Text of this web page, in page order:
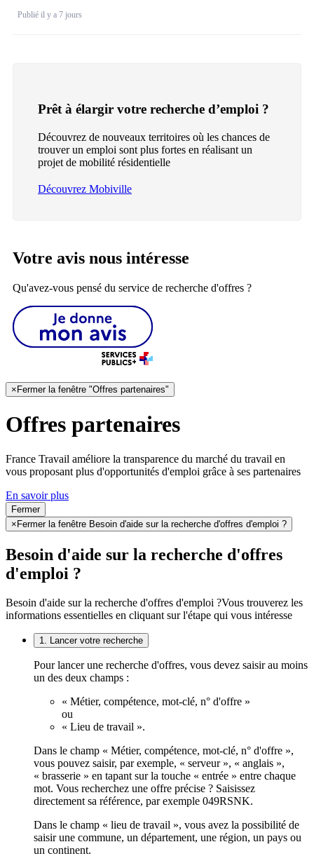
Publié il y a 7 jours
Prêt à élargir votre recherche d’emploi ?
Découvrez de nouveaux territoires où les chances de
trouver un emploi sont plus fortes en réalisant un
projet de mobilité résidentielle
Découvrez Mobiville
Votre avis nous intéresse
Qu'avez-vous pensé du service de recherche d'offres ?
× Fermer la fenêtre "Offres partenaires"
Offres partenaires
France Travail améliore la transparence du marché du travail en
vous proposant plus d'opportunités d'emploi grâce à ses partenaires
En savoir plus
Fermer
×Fermer la fenêtre Besoin d'aide sur la recherche d'offres d'emploi ?
Besoin d'aide sur la recherche d'offres
d'emploi ?
Besoin d'aide sur la recherche d'offres d'emploi ?Vous trouverez les
informations essentielles en cliquant sur l'étape qui vous intéresse
1. Lancer votre recherche
Pour lancer une recherche d'offres, vous devez saisir au moins
un des deux champs :
« Métier, compétence, mot-clé, n° d'offre »
ou
« Lieu de travail ».
Dans le champ « Métier, compétence, mot-clé, n° d'offre »,
vous pouvez saisir, par exemple, « serveur », « anglais »,
« brasserie » en tapant sur la touche « entrée » entre chaque
mot. Vous recherchez une offre précise ? Saisissez
directement sa référence, par exemple 049RSNK.
Dans le champ « lieu de travail », vous avez la possibilité de
saisir une commune, un département, une région, un pays ou
un continent.